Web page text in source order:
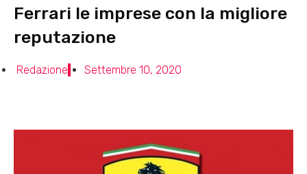
Ferrari le imprese con la migliore
reputazione
Redazione Settembre 10, 2020